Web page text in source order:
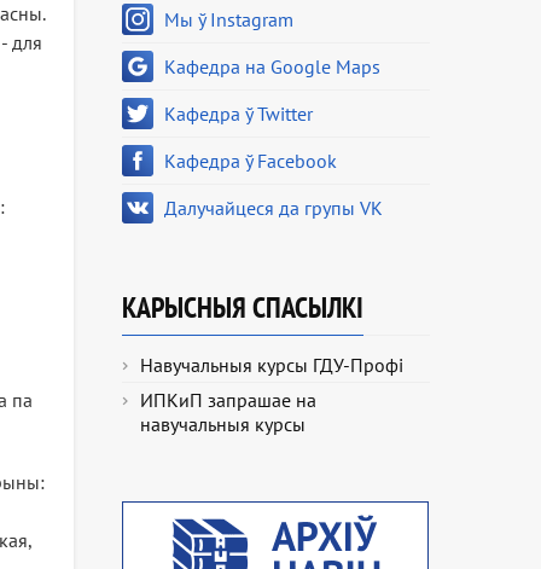
для
па
Мы ў Instagram
Кафедра на Google Maps
Кафедра ў Twitter
Кафедра ў Facebook
Далучайцеся да групы VK
КАРЫСНЫЯ СПАСЫЛКІ
Навучальныя курсы ГДУ-Профі
ИПКиП запрашае на
навучальныя курсы